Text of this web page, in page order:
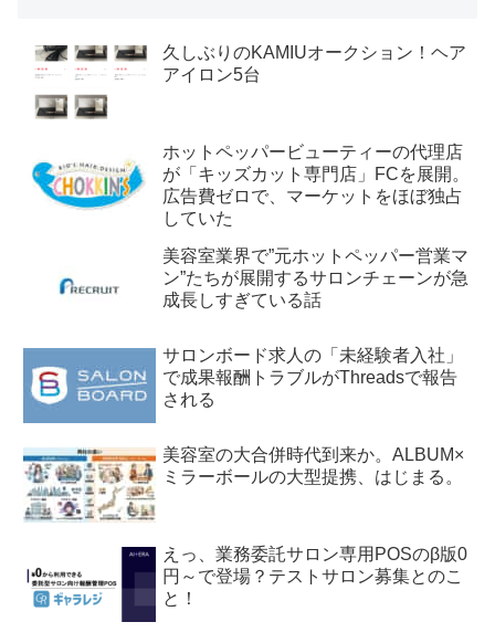
久しぶりのKAMIUオークション！ヘア
アイロン5台
ホットペッパービューティーの代理店
が「キッズカット専門店」FCを展開。
広告費ゼロで、マーケットをほぼ独占
していた
美容室業界で”元ホットペッパー営業マ
ン”たちが展開するサロンチェーンが急
成長しすぎている話
サロンボード求人の「未経験者入社」
で成果報酬トラブルがThreadsで報告
される
美容室の大合併時代到来か。ALBUM×
ミラーボールの大型提携、はじまる。
えっ、業務委託サロン専用POSのβ版0
円～で登場？テストサロン募集とのこ
と！